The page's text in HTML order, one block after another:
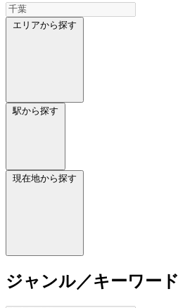
エリアから探す
駅から探す
現在地から探す
ジャンル／キーワード